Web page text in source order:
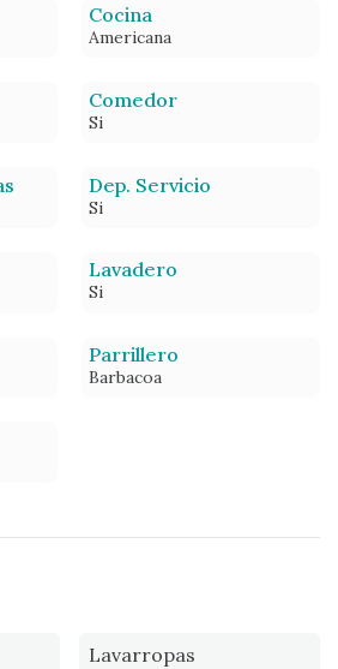
Cocina
Americana
Comedor
Si
Dep. Servicio
Si
Lavadero
Si
Parrillero
Barbacoa
Lavarropas